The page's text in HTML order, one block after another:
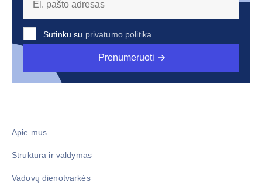
Sutinku su privatumo politika
Prenumeruoti
Apie mus
Struktūra ir valdymas
Vadovų dienotvarkės